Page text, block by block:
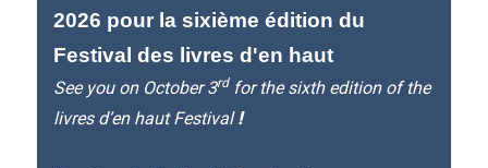
2026 pour la sixième édition du
Festival des livres d'en haut
See you on October 3rdfor the sixth edition of the
livres d’en haut Festival!